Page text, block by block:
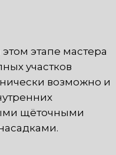
этапе мастера
участков
возможно и
щёточными